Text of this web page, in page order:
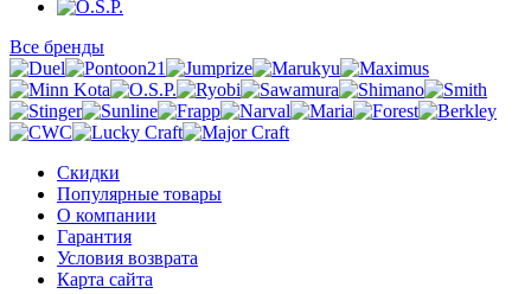
Все бренды
Скидки
Популярные товары
О компании
Гарантия
Условия возврата
Карта сайта